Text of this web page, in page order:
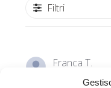
Filtri
Franca T.
Acquirente